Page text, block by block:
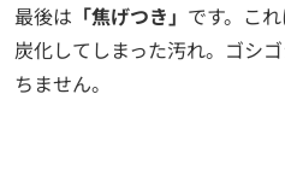
最後は 「焦げつき」 です。こ
炭化してしまった汚れ。ゴシ
ちません。